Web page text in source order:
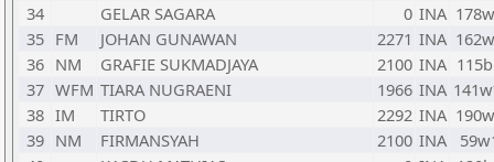
34
GELAR SAGARA 0 INA
35 FM JOHAN GUNAWAN 2271 INA
36 NM GRAFIE SUKMADJAYA 2100 INA
37 WFM TIARA NUGRAENI 1966 INA
38 IM TIRTO 2292 INA
39 NM FIRMANSYAH 2100 INA